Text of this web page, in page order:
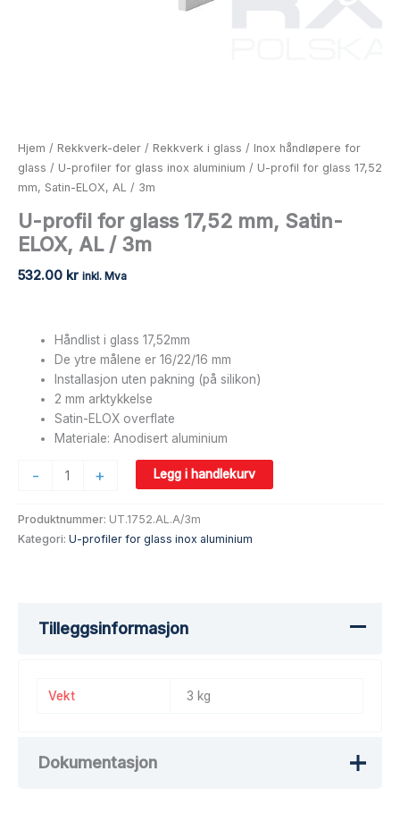
Hjem / Rekkverk-deler / Rekkverk i glass / Inox håndløpere for
glass / U-profiler for glass inox aluminium / U-profil for glass 17,52
mm, Satin-ELOX, AL / 3m
U-profil for glass 17,52 mm, Satin-
ELOX, AL / 3m
532.00 kr inkl. Mva
Håndlist i glass 17,52mm
De ytre målene er 16/22/16 mm
Installasjon uten pakning (på silikon)
2 mm arktykkelse
Satin-ELOX overflate
Materiale: Anodisert aluminium
- + Legg i handlekurv
Produktnummer: UT.1752.AL.A/3m
Kategori: U-profiler for glass inox aluminium
Tilleggsinformasjon
Vekt 3 kg
Dokumentasjon